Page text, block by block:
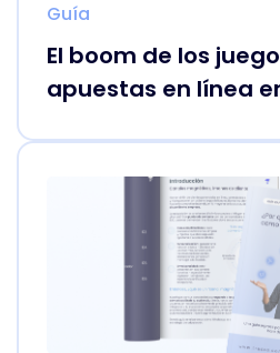
Guía
El boom de los
apuestas en línea